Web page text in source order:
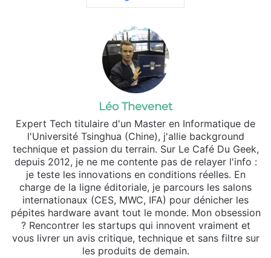
Léo Thevenet
Expert Tech titulaire d'un Master en Informatique de
l'Université Tsinghua (Chine), j'allie background
technique et passion du terrain. Sur Le Café Du Geek,
depuis 2012, je ne me contente pas de relayer l'info :
je teste les innovations en conditions réelles. En
charge de la ligne éditoriale, je parcours les salons
internationaux (CES, MWC, IFA) pour dénicher les
pépites hardware avant tout le monde. Mon obsession
? Rencontrer les startups qui innovent vraiment et
vous livrer un avis critique, technique et sans filtre sur
les produits de demain.